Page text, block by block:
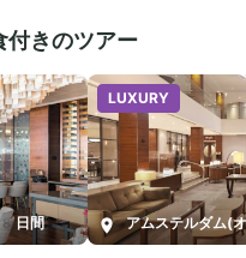
付きのツアー
間
LUXURY
アムステルダム(